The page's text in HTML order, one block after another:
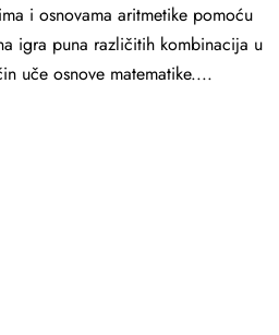
i osnovama aritmetike pomoću
igra puna različitih kombinacija u
uče osnove matematike....